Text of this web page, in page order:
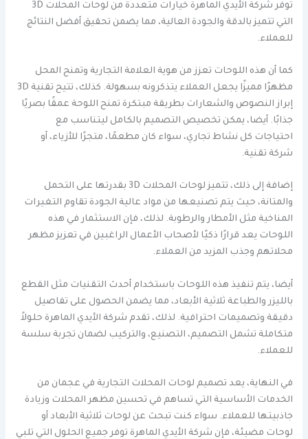
توفر شركة الأيدي الماهرة خيارات متعددة من لوحات المحلات 3D
التي تتميز بالدقة والجودة العالية، مما يضمن تحقيق أفضل النتائج
للعملاء.
كما أن هذه اللوحات تعزز من هوية العلامة التجارية وتمنح المحل
مظهرًا مميزًا يجعل العملاء يتذكرونه بسهولة. كذلك، تتيح تقنية 3D
إبراز النصوص والشعارات بطريقة مبتكرة تمنح اللوحة عمقًا بصريًا
جذابًا. أيضا، يمكن تخصيص التصميم بالكامل ليتناسب مع
احتياجات كل نشاط تجاري، سواء كان مطعمًا، متجرًا للأزياء، أو
شركة تقنية.
إضافة إلى ذلك، تتميز لوحات المحلات 3D بقدرتها على التحمل
والمتانة، حيث يتم تصنيعها من مواد عالية الجودة تقاوم التغيرات
المناخية مثل الأمطار والرطوبة. لذلك، فإن الاستثمار في هذه
اللوحات يعد قرارًا ذكيًا لأصحاب الأعمال الراغبين في تعزيز مظهر
محلاتهم وجذب المزيد من العملاء.
أيضا، يتم تنفيذ هذه اللوحات باستخدام أحدث التقنيات مثل القطع
بالليزر والطباعة ثلاثية الأبعاد، مما يضمن الحصول على تفاصيل
دقيقة وتصميمات احترافية. لذلك، تقدم شركة الأيدي الماهرة حلولاً
متكاملة تشمل التصميم، التصنيع، والتركيب لضمان تجربة سلسة
للعملاء.
في النهاية، يعد تصميم لوحات المحلات التجارية في عجمان من
الخدمات الأساسية التي تساهم في تحسين مظهر المحلات وزيادة
جاذبيتها للعملاء. سواء كنت تبحث عن لوحات ثلاثية الأبعاد أو
لوحات مضيئة، فإن شركة الأيدي الماهرة توفر جميع الحلول التي تلبي